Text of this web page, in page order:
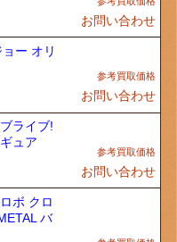
お問い合わせ
ー オリ
お問い合わせ
ライブ!
ュア
お問い合わせ
ボ クロ
バ